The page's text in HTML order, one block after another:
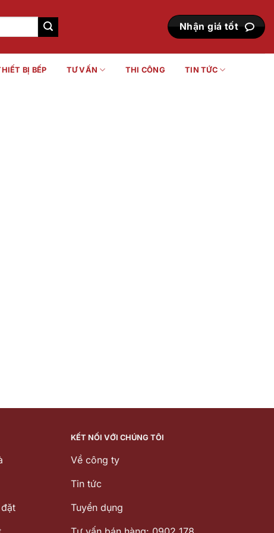
Nhận giá tốt
BỊ BẾP TƯ VẤN THI CÔNG TIN TỨC
KẾT NỐI VỚI CHÚNG TÔI
Về công ty
Tin tức
Tuyển dụng